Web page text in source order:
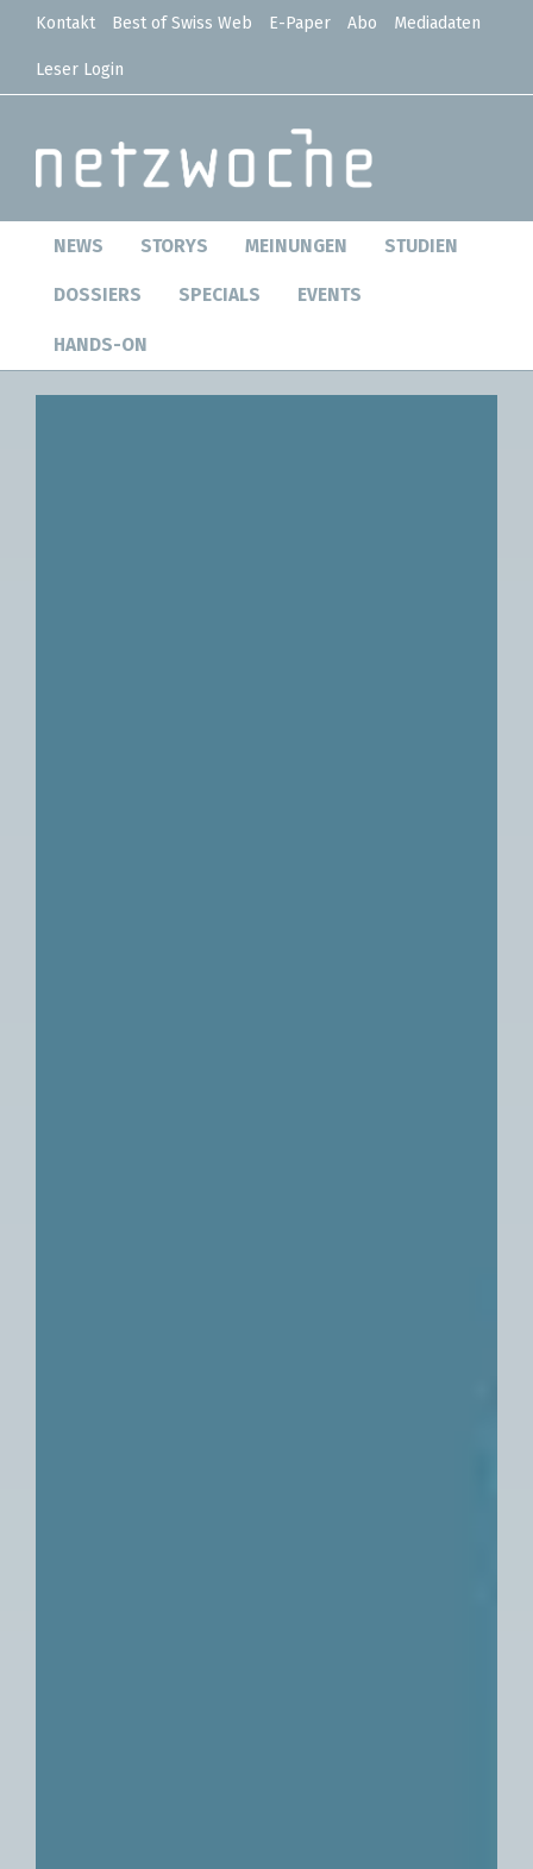
Kontakt Best of Swiss Web E-Paper Abo Mediadaten
Leser Login
NEWS STORYS MEINUNGEN STUDIEN
DOSSIERS SPECIALS EVENTS
HANDS-ON